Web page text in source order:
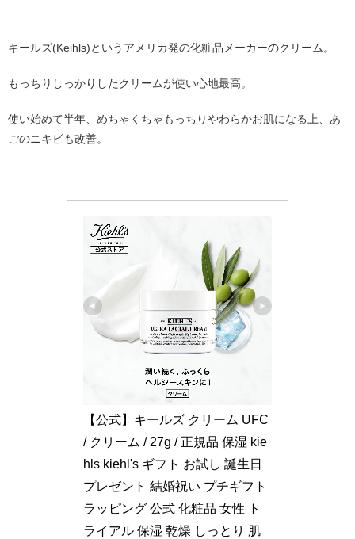
キールズ(Keihls)というアメリカ発の化粧品メーカーのクリーム。
もっちりしっかりしたクリームが使い心地最高。
使い始めて半年、めちゃくちゃもっちりやわらかお肌になる上、あ
ごのニキビも改善。
【公式】キールズ クリーム UFC
/ クリーム / 27g / 正規品 保湿 kie
hls kiehl's ギフト お試し 誕生日
プレゼント 結婚祝い プチギフト
ラッピング 公式 化粧品 女性 ト
ライアル 保湿 乾燥 しっとり 肌